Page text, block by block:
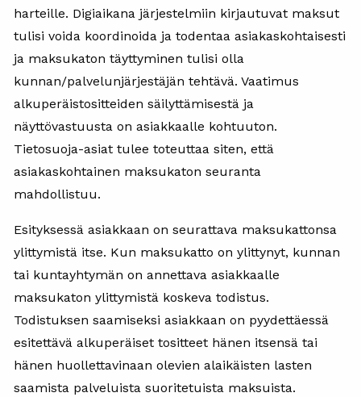
harteille. Digiaikana järjestelmiin kirjautuvat maksut
tulisi voida koordinoida ja todentaa asiakaskohtaisesti
ja maksukaton täyttyminen tulisi olla
kunnan/palvelunjärjestäjän tehtävä. Vaatimus
alkuperäistositteiden säilyttämisestä ja
näyttövastuusta on asiakkaalle kohtuuton.
Tietosuoja-asiat tulee toteuttaa siten, että
asiakaskohtainen maksukaton seuranta
mahdollistuu.
Esityksessä asiakkaan on seurattava maksukattonsa
ylittymistä itse. Kun maksukatto on ylittynyt, kunnan
tai kuntayhtymän on annettava asiakkaalle
maksukaton ylittymistä koskeva todistus.
Todistuksen saamiseksi asiakkaan on pyydettäessä
esitettävä alkuperäiset tositteet hänen itsensä tai
hänen huollettavinaan olevien alaikäisten lasten
saamista palveluista suoritetuista maksuista.